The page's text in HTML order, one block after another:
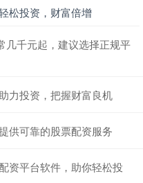
松投资，财富倍增
几千元起，建议选择正规平
力投资，把握财富良机
供可靠的股票配资服务
资平台软件，助你轻松投